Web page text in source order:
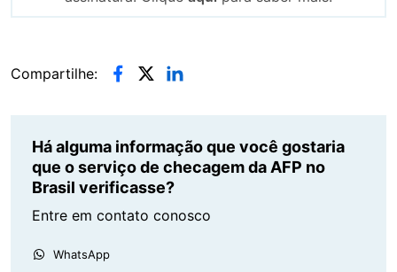
Compartilhe:
Há alguma informação que você gostaria
que o serviço de checagem da AFP no
Brasil verificasse?
Entre em contato conosco
WhatsApp